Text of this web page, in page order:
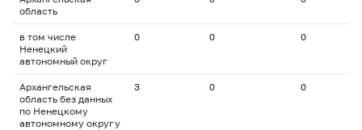
область
в том числе
Ненецкий
автономный округ
0 0 0
Архангельская
область без данных
по Ненецкому
автономному округу
3 0 0